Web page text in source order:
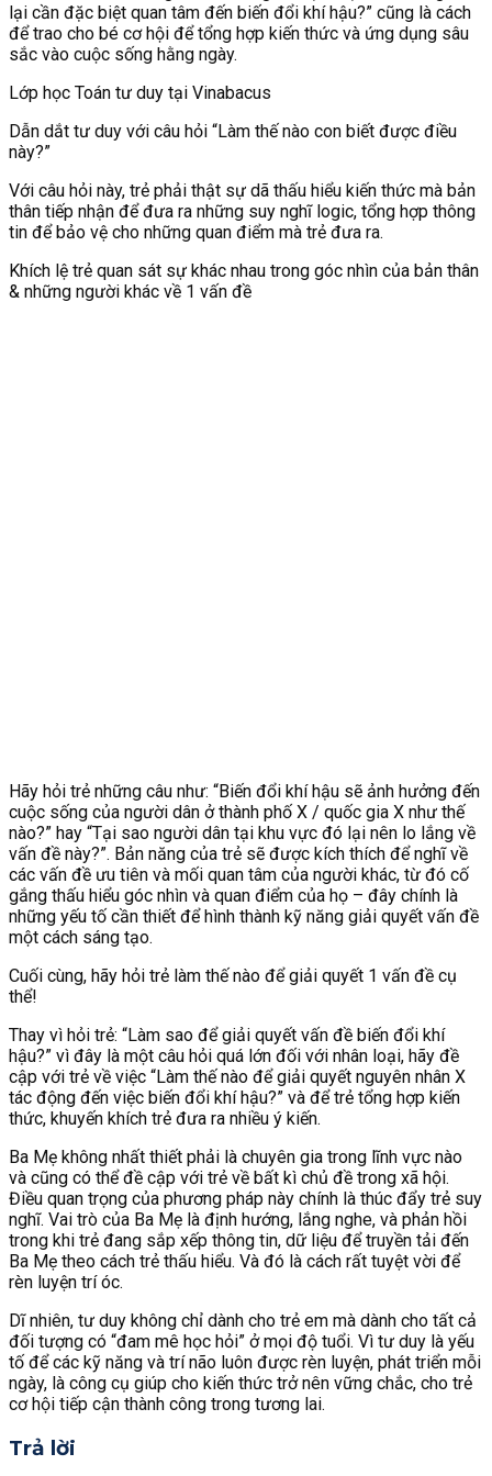
lại cần đặc biệt quan tâm đến biến đổi khí hậu?” cũng là cách
để trao cho bé cơ hội để tổng hợp kiến thức và ứng dụng sâu
sắc vào cuộc sống hằng ngày.
Lớp học Toán tư duy tại Vinabacus
Dẫn dắt tư duy với câu hỏi “Làm thế nào con biết được điều
này?”
Với câu hỏi này, trẻ phải thật sự dã thấu hiểu kiến thức mà bản
thân tiếp nhận để đưa ra những suy nghĩ logic, tổng hợp thông
tin để bảo vệ cho những quan điểm mà trẻ đưa ra.
Khích lệ trẻ quan sát sự khác nhau trong góc nhìn của bản thân
& những người khác về 1 vấn đề
Hãy hỏi trẻ những câu như: “Biến đổi khí hậu sẽ ảnh hưởng đến
cuộc sống của người dân ở thành phố X / quốc gia X như thế
nào?” hay “Tại sao người dân tại khu vực đó lại nên lo lắng về
vấn đề này?”. Bản năng của trẻ sẽ được kích thích để nghĩ về
các vấn đề ưu tiên và mối quan tâm của người khác, từ đó cố
gắng thấu hiểu góc nhìn và quan điểm của họ – đây chính là
những yếu tố cần thiết để hình thành kỹ năng giải quyết vấn đề
một cách sáng tạo.
Cuối cùng, hãy hỏi trẻ làm thế nào để giải quyết 1 vấn đề cụ
thể!
Thay vì hỏi trẻ: “Làm sao để giải quyết vấn đề biến đổi khí
hậu?” vì đây là một câu hỏi quá lớn đối với nhân loại, hãy đề
cập với trẻ về việc “Làm thế nào để giải quyết nguyên nhân X
tác động đến việc biến đổi khí hậu?” và để trẻ tổng hợp kiến
thức, khuyến khích trẻ đưa ra nhiều ý kiến.
Ba Mẹ không nhất thiết phải là chuyên gia trong lĩnh vực nào
và cũng có thể đề cập với trẻ về bất kì chủ đề trong xã hội.
Điều quan trọng của phương pháp này chính là thúc đẩy trẻ suy
nghĩ. Vai trò của Ba Mẹ là định hướng, lắng nghe, và phản hồi
trong khi trẻ đang sắp xếp thông tin, dữ liệu để truyền tải đến
Ba Mẹ theo cách trẻ thấu hiểu. Và đó là cách rất tuyệt vời để
rèn luyện trí óc.
Dĩ nhiên, tư duy không chỉ dành cho trẻ em mà dành cho tất cả
đối tượng có “đam mê học hỏi” ở mọi độ tuổi. Vì tư duy là yếu
tố để các kỹ năng và trí não luôn được rèn luyện, phát triển mỗi
ngày, là công cụ giúp cho kiến thức trở nên vững chắc, cho trẻ
cơ hội tiếp cận thành công trong tương lai.
Trả lời